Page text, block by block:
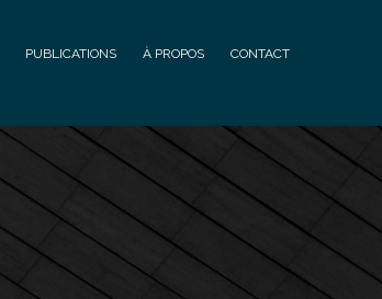
PUBLICATIONS À PROPOS CONTACT